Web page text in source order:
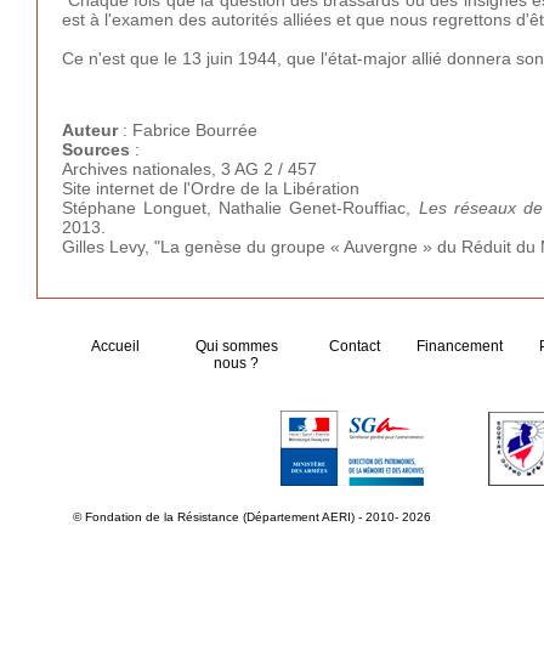
est à l'examen des autorités alliées et que nous regrettons
Ce n'est que le 13 juin 1944, que l'état-major allié donnera
Auteur: Fabrice Bourrée
Sources :
Archives nationales, 3 AG 2 / 457
Site internet de l'Ordre de la Libération
Stéphane Longuet, Nathalie Genet-Rouffiac, Les réseaux
2013.
Gilles Levy, "La genèse du groupe « Auvergne » du Réduit
Accueil
Qui sommes
nous ?
Contact Financement
© Fondation de la Résistance (Département AERI) - 2010- 2026